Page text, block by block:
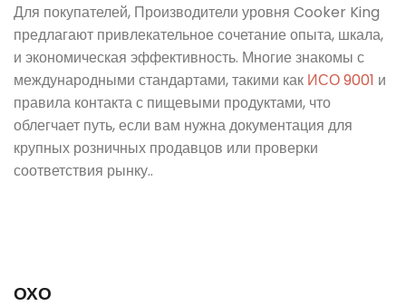
Для покупателей, Производители уровня Cooker King
предлагают привлекательное сочетание опыта, шкала,
и экономическая эффективность. Многие знакомы с
международными стандартами, такими как ИСО 9001 и
правила контакта с пищевыми продуктами, что
облегчает путь, если вам нужна документация для
крупных розничных продавцов или проверки
соответствия рынку..
ОХО